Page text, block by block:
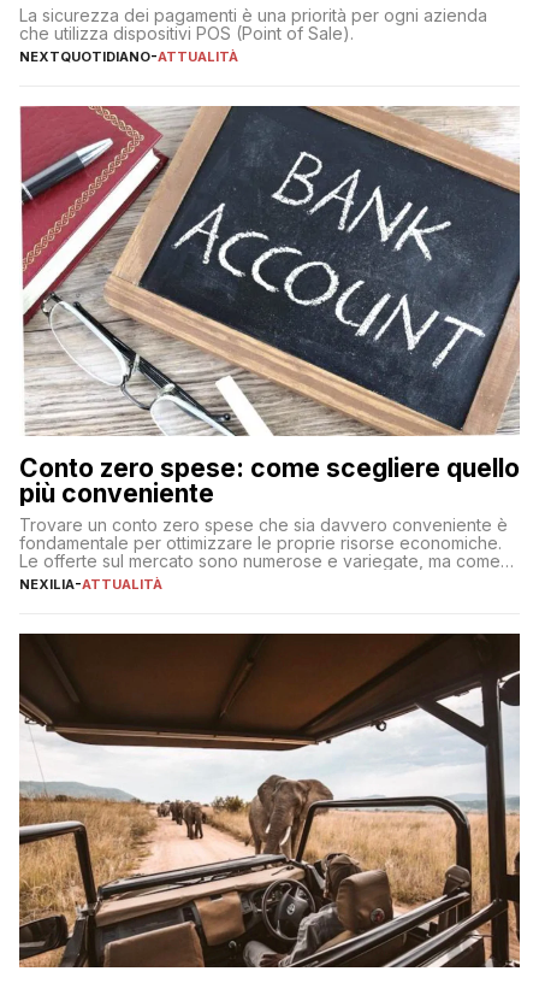
La sicurezza dei pagamenti è una priorità per ogni azienda
che utilizza dispositivi POS (Point of Sale).
NEXTQUOTIDIANO-ATTUALITÀ
Conto zero spese: come scegliere quello
più conveniente
Trovare un conto zero spese che sia davvero conveniente è
fondamentale per ottimizzare le proprie risorse economiche.
Le offerte sul mercato sono numerose e variegate, ma come
individuare quella più adatta alle proprie esigenze senza
sul […]
NEXILIA-ATTUALITÀ